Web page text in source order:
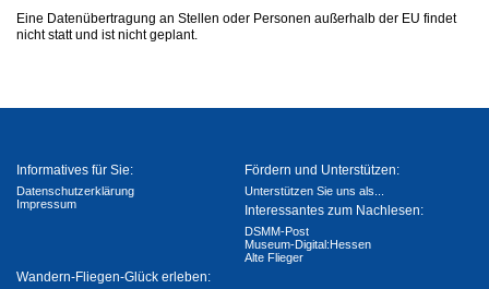
Eine Datenübertragung an Stellen oder Personen außerhalb der EU findet
nicht statt und ist nicht geplant.
Informatives für Sie:
Datenschutzerklärung
Impressum
Fördern und Unterstützen:
Unterstützen Sie uns als...
Interessantes zum Nachlesen:
DSMM-Post
Museum-Digital:Hessen
Alte Flieger
Wandern-Fliegen-Glück erleben: